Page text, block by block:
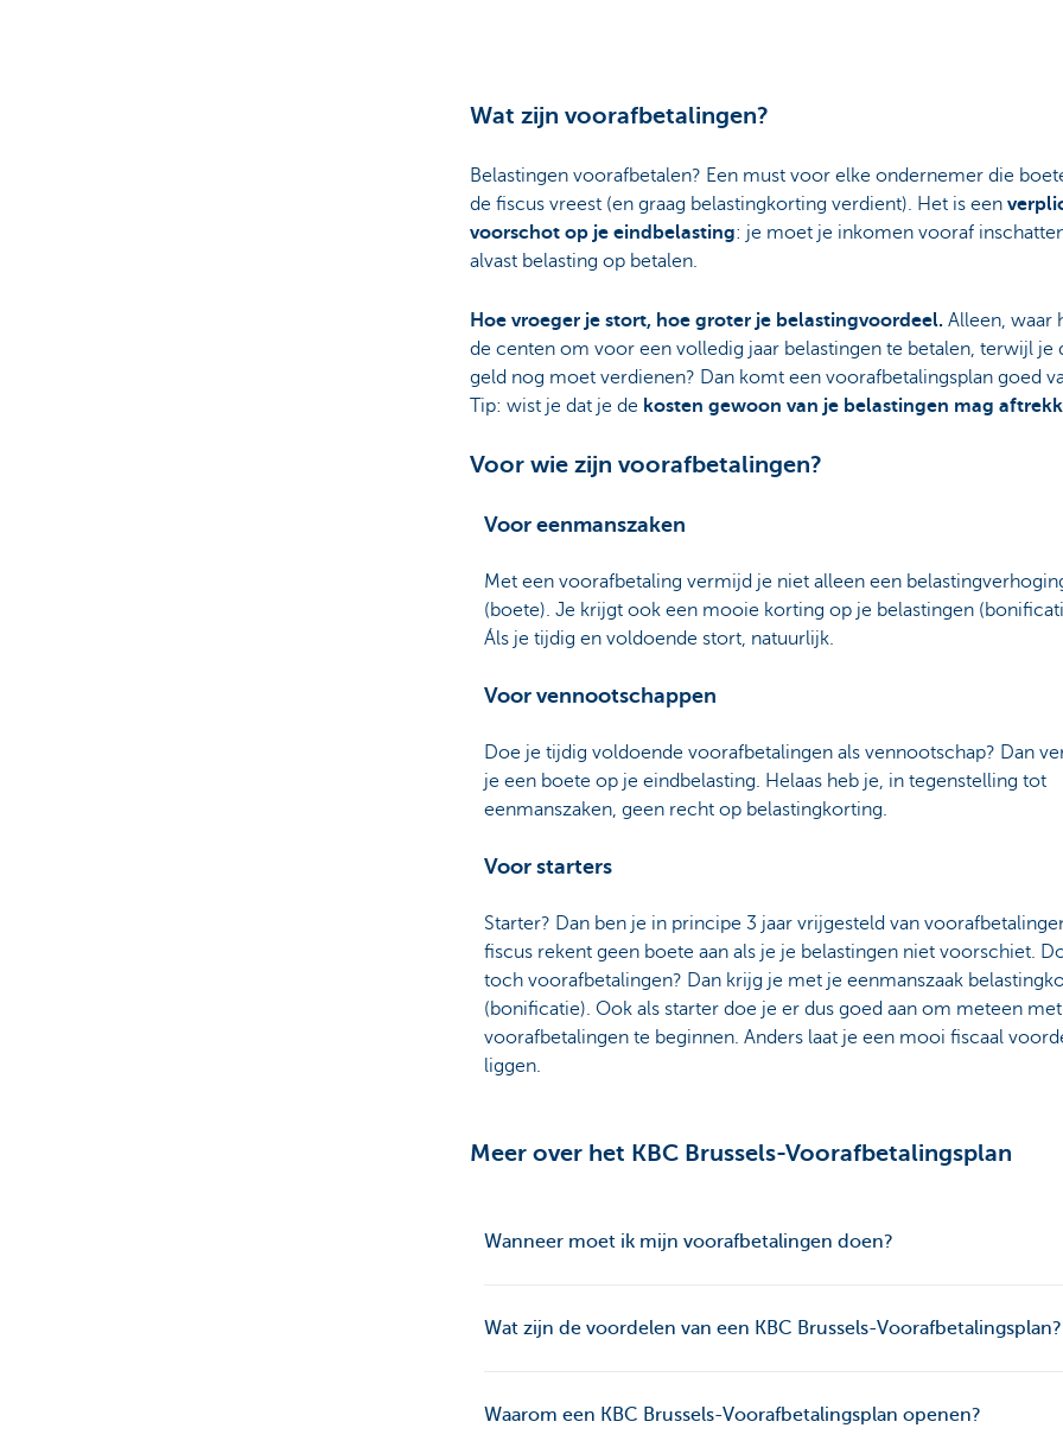
Wat zijn voorafbetalingen?
Belastingen voorafbetalen? Een must voor elke ondernemer die
de fiscus vreest (en graag belastingkorting verdient). Het is een
voorschot op je eindbelasting: je moet je inkomen vooraf
alvast belasting op betalen.
Hoe vroeger je stort, hoe groter je belastingvoordeel. Alleen, waar
de centen om voor een volledig jaar belastingen te betalen, terwijl je
geld nog moet verdienen? Dan komt een voorafbetalingsplan goed
Tip: wist je dat je de kosten gewoon van je belastingen mag
Voor wie zijn voorafbetalingen?
Voor eenmanszaken
Met een voorafbetaling vermijd je niet alleen een
(boete). Je krijgt ook een mooie korting op je belastingen
Áls je tijdig en voldoende stort, natuurlijk.
Voor vennootschappen
Doe je tijdig voldoende voorafbetalingen als vennootschap? Dan
je een boete op je eindbelasting. Helaas heb je, in tegenstelling tot
eenmanszaken, geen recht op belastingkorting.
Voor starters
Starter? Dan ben je in principe 3 jaar vrijgesteld van
fiscus rekent geen boete aan als je je belastingen niet voorschiet.
toch voorafbetalingen? Dan krijg je met je eenmanszaak
(bonificatie). Ook als starter doe je er dus goed aan om meteen met
voorafbetalingen te beginnen. Anders laat je een mooi fiscaal
liggen.
Meer over het KBC Brussels-Voorafbetalingsplan
Wanneer moet ik mijn voorafbetalingen doen?
Wat zijn de voordelen van een KBC Brussels-Voorafbetalingsplan?
Waarom een KBC Brussels-Voorafbetalingsplan openen?